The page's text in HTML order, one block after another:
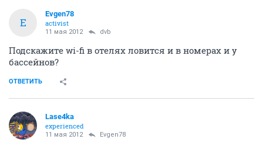
E
Evgen78
activist
11 мая 2012 dvb
Подскажите wi-fi в отелях ловится и в номерах и у
бассейнов?
ОТВЕТИТЬ
Lase4ka
experienced
11 мая 2012 Evgen78